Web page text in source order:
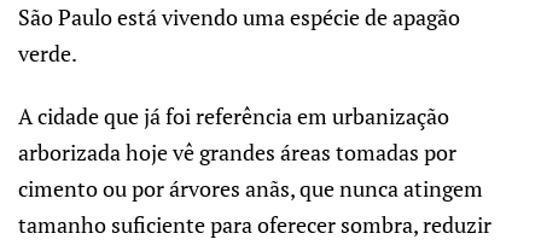
São Paulo está vivendo uma espécie de apagão
verde.
A cidade que já foi referência em urbanização
arborizada hoje vê grandes áreas tomadas por
cimento ou por árvores anãs, que nunca atingem
tamanho suficiente para oferecer sombra, reduzir